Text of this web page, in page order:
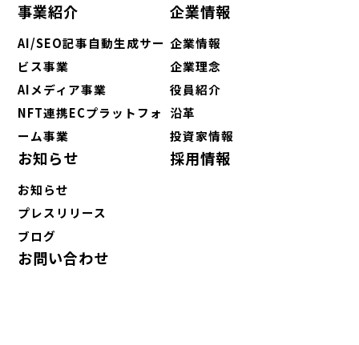
事業紹介
AI/SEO記事自動生成サー
ビス事業
AIメディア事業
NFT連携ECプラットフォ
ーム事業
企業情報
企業情報
企業理念
役員紹介
沿革
投資家情報
お知らせ
お知らせ
プレスリリース
ブログ
採用情報
お問い合わせ